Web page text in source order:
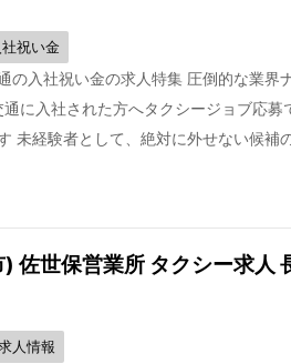
祝い金
の入社祝い金の求人特集 圧倒的な業界
に入社された方へタクシージョブ応募
未経験者として、絶対に外せない候補
佐世保営業所 タクシー求人
人情報